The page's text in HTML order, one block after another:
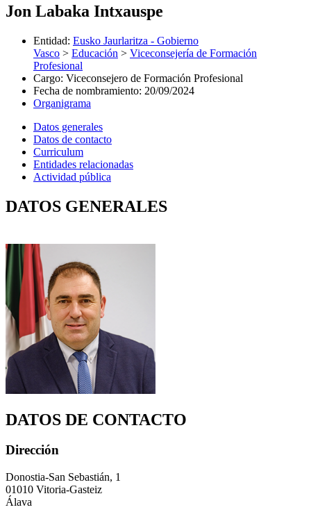
Jon Labaka Intxauspe
Entidad: Eusko Jaurlaritza - Gobierno
Vasco > Educación > Viceconsejería de Formación
Profesional
Cargo: Viceconsejero de Formación Profesional
Fecha de nombramiento: 20/09/2024
Organigrama
Datos generales
Datos de contacto
Curriculum
Entidades relacionadas
Actividad pública
DATOS GENERALES
DATOS DE CONTACTO
Dirección
Donostia-San Sebastián, 1
01010 Vitoria-Gasteiz
Álava